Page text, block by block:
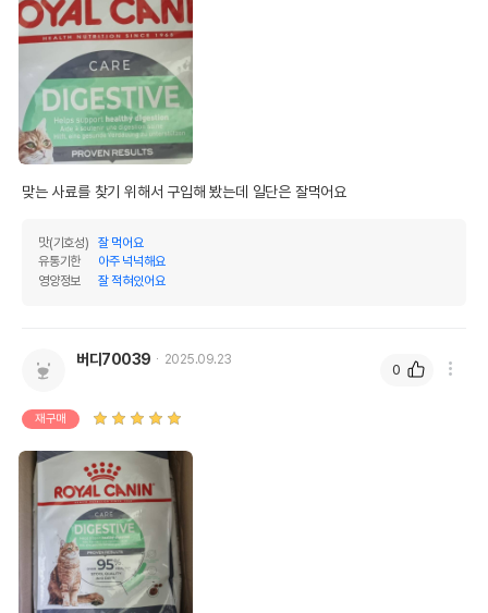
맞는 사료를 찾기 위해서 구입해 봤는데 일단은 잘먹어요
맛(기호성)
잘 먹어요
유통기한
아주 넉넉해요
영양정보
잘 적혀있어요
버디70039 2025.09.23
재구매
0